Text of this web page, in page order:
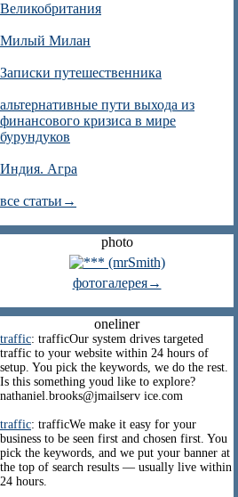
Великобритания
Милый Милан
Записки путешественника
альтернативные пути выхода из
финансового кризиса в мире
бурундуков
Индия. Агра
все статьи→
photo
фотогалерея→
oneliner
traffic: trafficOur system drives targeted
traffic to your website within 24 hours of
setup. You pick the keywords, we do the rest.
Is this something youd like to explore?
nathaniel.brooks@jmailserv ice.com
traffic: trafficWe make it easy for your
business to be seen first and chosen first. You
pick the keywords, and we put your banner at
the top of search results — usually live within
24 hours.